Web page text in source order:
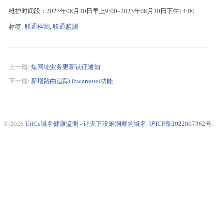
维护时间段：2023年08月30日早上9:00~2023年08月30日下午14:00
标签: 联通检测,联通监测
上一篇: 短网址业务更新认证通知
下一篇: 新增路由追踪(Traceroute)功能
© 2026 UrlCe域名健康监测 - 让天下没难洞察的域名. 沪ICP备2022007362号.